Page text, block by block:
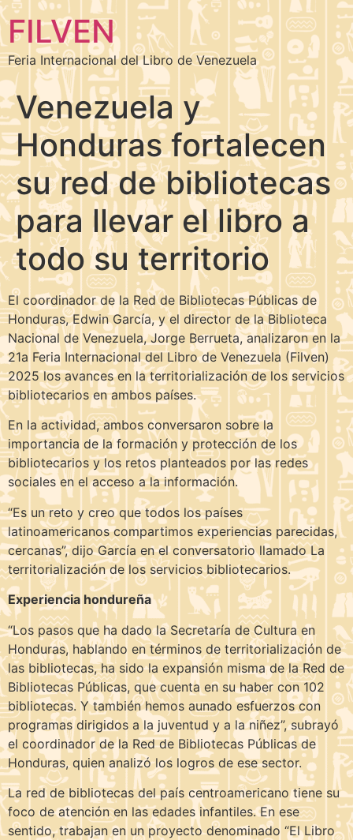
FILVEN
Feria Internacional del Libro de Venezuela
Venezuela y
Honduras fortalecen
su red de bibliotecas
para llevar el libro a
todo su territorio
El coordinador de la Red de Bibliotecas Públicas de
Honduras, Edwin García, y el director de la Biblioteca
Nacional de Venezuela, Jorge Berrueta, analizaron en la
21a Feria Internacional del Libro de Venezuela (Filven)
2025 los avances en la territorialización de los servicios
bibliotecarios en ambos países.
En la actividad, ambos conversaron sobre la
importancia de la formación y protección de los
bibliotecarios y los retos planteados por las redes
sociales en el acceso a la información.
“Es un reto y creo que todos los países
latinoamericanos compartimos experiencias parecidas,
cercanas”, dijo García en el conversatorio llamado La
territorialización de los servicios bibliotecarios.
Experiencia hondureña
“Los pasos que ha dado la Secretaría de Cultura en
Honduras, hablando en términos de territorialización de
las bibliotecas, ha sido la expansión misma de la Red de
Bibliotecas Públicas, que cuenta en su haber con 102
bibliotecas. Y también hemos aunado esfuerzos con
programas dirigidos a la juventud y a la niñez”, subrayó
el coordinador de la Red de Bibliotecas Públicas de
Honduras, quien analizó los logros de ese sector.
La red de bibliotecas del país centroamericano tiene su
foco de atención en las edades infantiles. En ese
sentido, trabajan en un proyecto denominado “El Libro